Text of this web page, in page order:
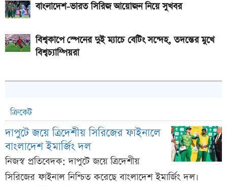
বাংলাদেশ-ভারত সিরিজ আয়োজন নিয়ে সুখবর
বিশ্বকাপে স্পেনের দুই ম্যাচে বেটিং সন্দেহ, তদন্তের মুখে
বিশ্বচ্যাম্পিয়রা
ক্রিকেট
দাপুটে জয়ে ত্রিদেশীয় সিরিজের ফাইনালে
বাংলাদেশ ইমার্জিং দল
নিজস্ব প্রতিবেদক: দাপুটে জয়ে ত্রিদেশীয়
সিরিজের ফাইনাল নিশ্চিত করেছে বাংলাদেশ ইমার্জিং দল।